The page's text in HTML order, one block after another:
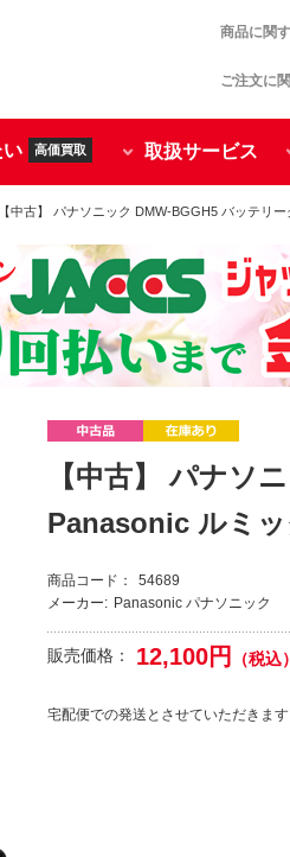
商品に関
ご注文に
高価買取 取扱サービス
中古】 パナソニック DMW-BGGH5 バッテリ
【中古】 パナソ
Panasonic ルミ
商品コード：
54689
メーカー: Panasonic パナソニック
販売価格： 12,100円 （税込）
宅配便での発送とさせていただきます